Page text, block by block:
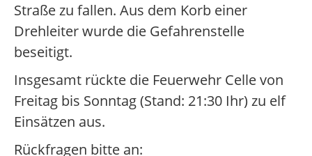
Straße zu fallen. Aus dem Korb einer
Drehleiter wurde die Gefahrenstelle
beseitigt.
Insgesamt rückte die Feuerwehr Celle von
Freitag bis Sonntag (Stand: 21:30 Ihr) zu elf
Einsätzen aus.
Rückfragen bitte an: